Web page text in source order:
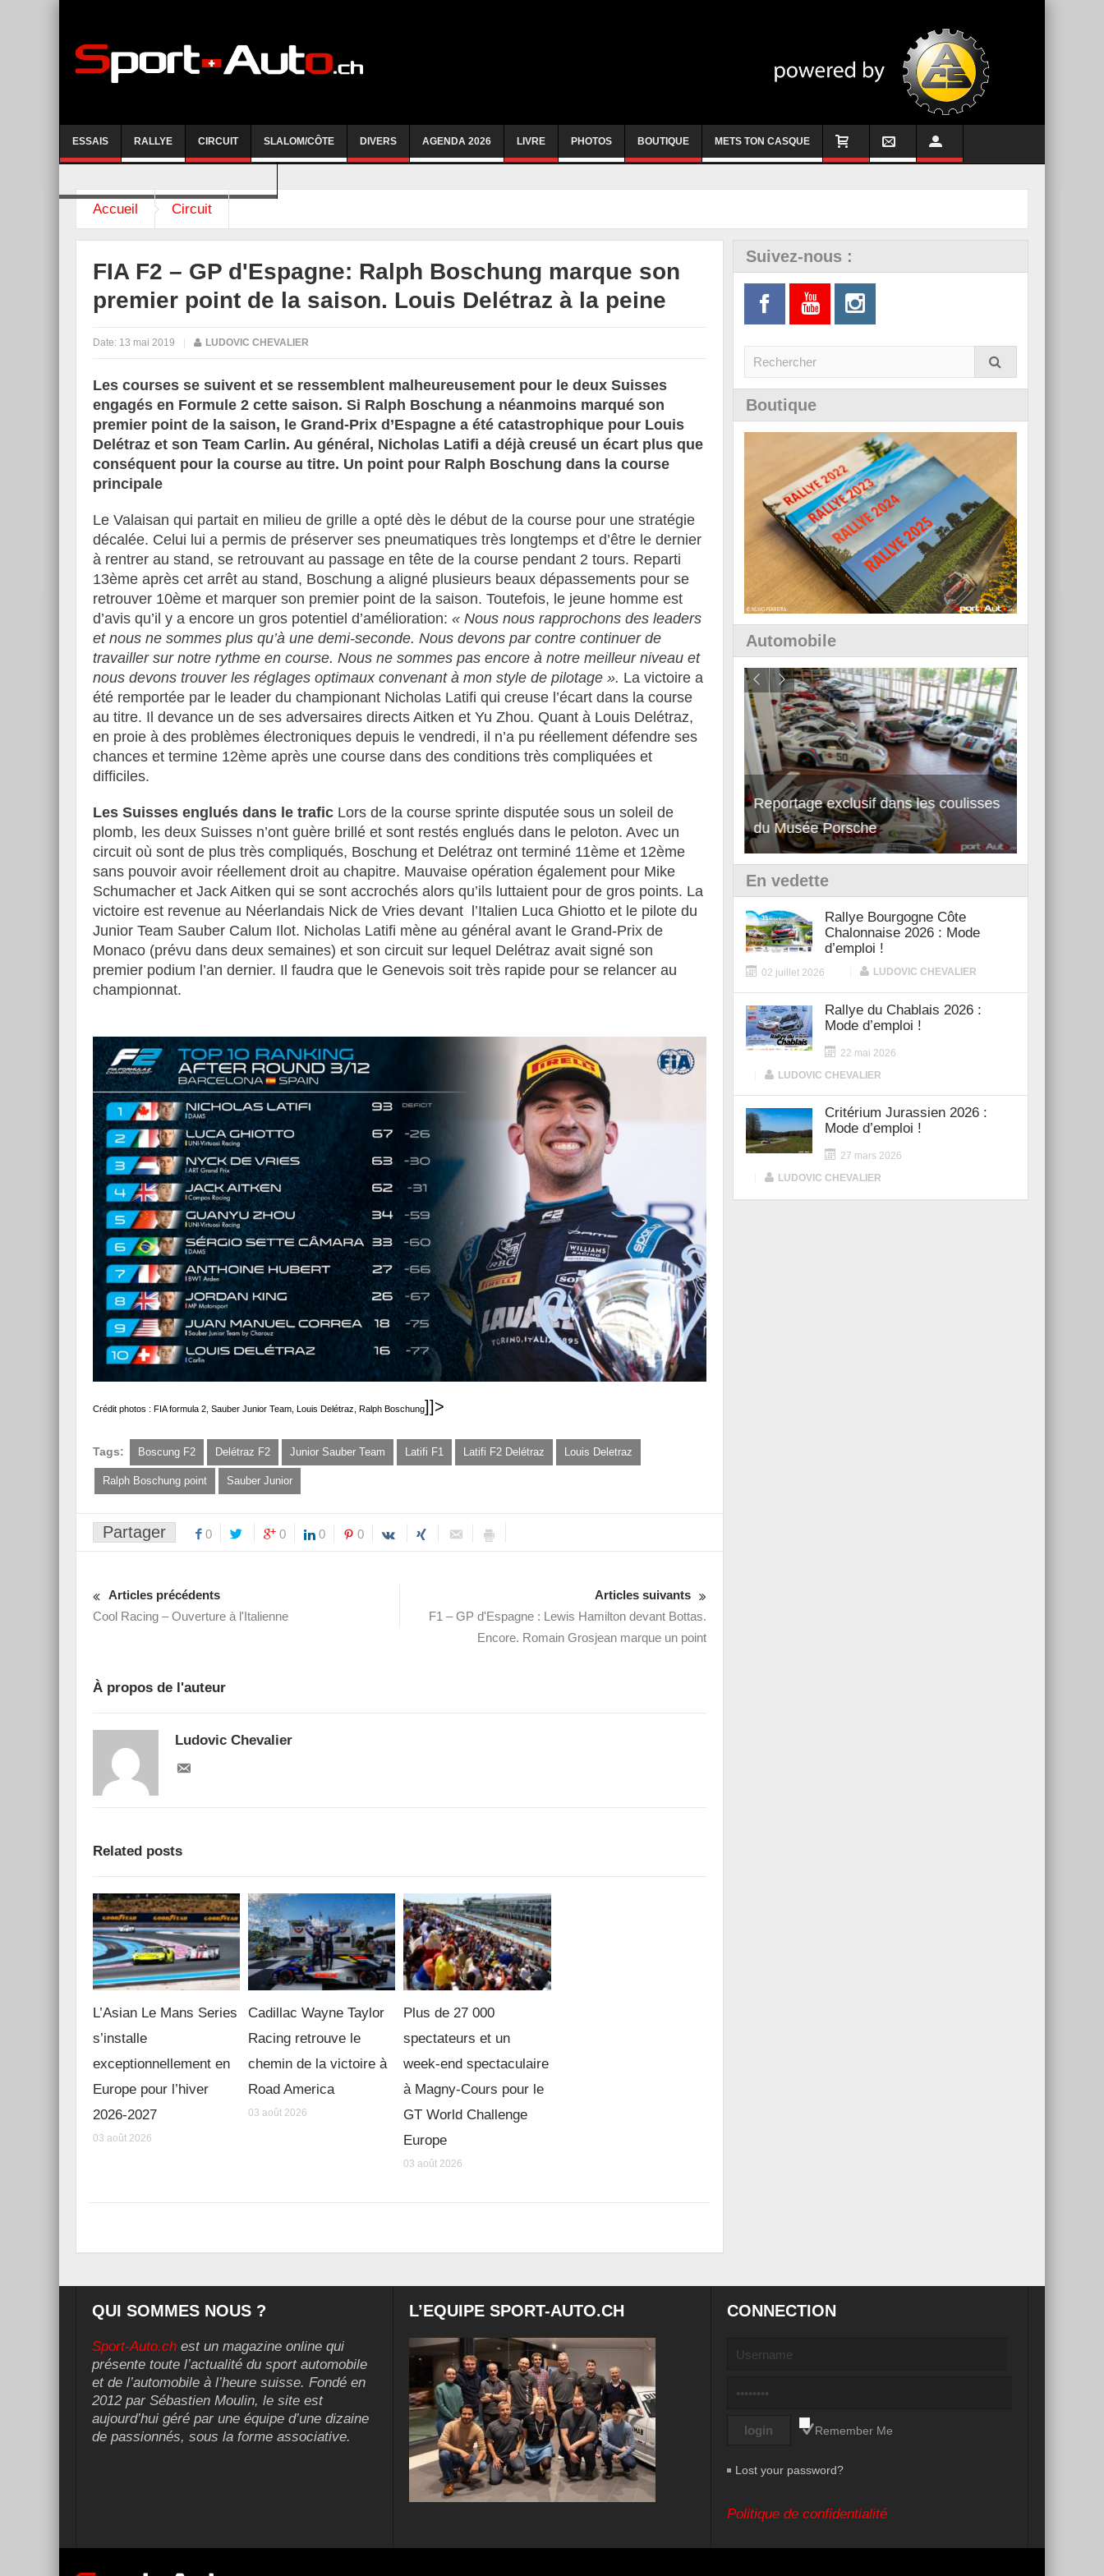
ESSAIS RALLYE CIRCUIT SLALOM/CÔTE DIVERS AGENDA 2026 LIVRE PHOTOS BOUTIQUE METS TON CASQUE
Accueil Circuit
FIA F2 – GP d'Espagne: Ralph Boschung marque son
premier point de la saison. Louis Delétraz à la peine
Date: 13 mai 2019 LUDOVIC CHEVALIER
Les courses se suivent et se ressemblent malheureusement pour le deux Suisses
engagés en Formule 2 cette saison. Si Ralph Boschung a néanmoins marqué son
premier point de la saison, le Grand-Prix d’Espagne a été catastrophique pour Louis
Delétraz et son Team Carlin. Au général, Nicholas Latifi a déjà creusé un écart plus que
conséquent pour la course au titre. Un point pour Ralph Boschung dans la course
principale
Le Valaisan qui partait en milieu de grille a opté dès le début de la course pour une stratégie
décalée. Celui lui a permis de préserver ses pneumatiques très longtemps et d’être le dernier
à rentrer au stand, se retrouvant au passage en tête de la course pendant 2 tours. Reparti
13ème après cet arrêt au stand, Boschung a aligné plusieurs beaux dépassements pour se
retrouver 10ème et marquer son premier point de la saison. Toutefois, le jeune homme est
d’avis qu’il y a encore un gros potentiel d’amélioration: « Nous nous rapprochons des leaders
et nous ne sommes plus qu’à une demi-seconde. Nous devons par contre continuer de
travailler sur notre rythme en course. Nous ne sommes pas encore à notre meilleur niveau et
nous devons trouver les réglages optimaux convenant à mon style de pilotage ». La victoire a
été remportée par le leader du championant Nicholas Latifi qui creuse l’écart dans la course
au titre. Il devance un de ses adversaires directs Aitken et Yu Zhou. Quant à Louis Delétraz,
en proie à des problèmes électroniques depuis le vendredi, il n’a pu réellement défendre ses
chances et termine 12ème après une course dans des conditions très compliquées et
difficiles.
Les Suisses englués dans le trafic Lors de la course sprinte disputée sous un soleil de
plomb, les deux Suisses n’ont guère brillé et sont restés englués dans le peloton. Avec un
circuit où sont de plus très compliqués, Boschung et Delétraz ont terminé 11ème et 12ème
sans pouvoir avoir réellement droit au chapitre. Mauvaise opération également pour Mike
Schumacher et Jack Aitken qui se sont accrochés alors qu’ils luttaient pour de gros points. La
victoire est revenue au Néerlandais Nick de Vries devant l’Italien Luca Ghiotto et le pilote du
Junior Team Sauber Calum Ilot. Nicholas Latifi mène au général avant le Grand-Prix de
Monaco (prévu dans deux semaines) et son circuit sur lequel Delétraz avait signé son
premier podium l’an dernier. Il faudra que le Genevois soit très rapide pour se relancer au
championnat.
Crédit photos : FIA formula 2, Sauber Junior Team, Louis Delétraz, Ralph Boschung]]>
Tags: Boscung F2 Delétraz F2 Junior Sauber Team Latifi F1 Latifi F2 Delétraz Louis Deletraz
Ralph Boschung point Sauber Junior
Partager 0 0 0 0
Articles précédents
Cool Racing – Ouverture à l'Italienne
Articles suivants
F1 – GP d'Espagne : Lewis Hamilton devant Bottas.
Encore. Romain Grosjean marque un point
À propos de l'auteur
Ludovic Chevalier
Related posts
L’Asian Le Mans Series
s’installe
exceptionnellement en
Europe pour l’hiver
2026-2027
03 août 2026
Cadillac Wayne Taylor
Racing retrouve le
chemin de la victoire à
Road America
03 août 2026
Plus de 27 000
spectateurs et un
week-end spectaculaire
à Magny-Cours pour le
GT World Challenge
Europe
03 août 2026
Suivez-nous :
Boutique
Automobile
Essai – Morgan Supersport
Reportage exclusif dans les coulisses
du Musée Porsche
Découverte de la nouvelle Ferrari
12Cilindri Manuale
En vedette
Rallye Bourgogne Côte
Chalonnaise 2026 : Mode
d’emploi !
02 juillet 2026 LUDOVIC CHEVALIER
Rallye du Chablais 2026 :
Mode d’emploi !
22 mai 2026
LUDOVIC CHEVALIER
Critérium Jurassien 2026 :
Mode d’emploi !
27 mars 2026
LUDOVIC CHEVALIER
QUI SOMMES NOUS ?
Sport-Auto.ch est un magazine online qui
présente toute l’actualité du sport automobile
et de l’automobile à l’heure suisse. Fondé en
2012 par Sébastien Moulin, le site est
aujourd’hui géré par une équipe d’une dizaine
de passionnés, sous la forme associative.
L’EQUIPE SPORT-AUTO.CH CONNECTION
Remember Me
Lost your password?
Politique de confidentialité